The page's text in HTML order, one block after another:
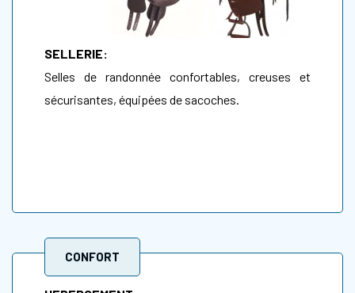
SELLERIE:
Selles de randonnée confortables, creuses et
sécurisantes, équipées de sacoches.
CONFORT